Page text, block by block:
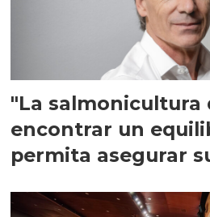
"La salmonicultura
encontrar un
permita asegurar